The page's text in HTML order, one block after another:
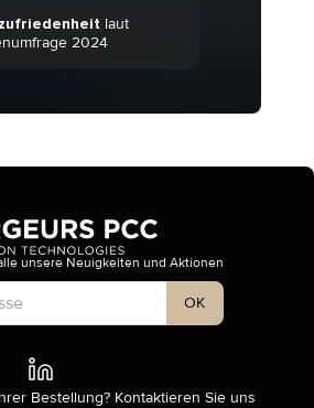
laut
2024
unsere Neuigkeiten und Aktionen
OK
Bestellung? Kontaktieren Sie uns